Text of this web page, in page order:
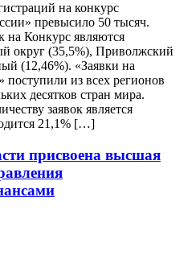
на конкурс
превысило 50 тысяч.
на Конкурс являются
округ (35,5%), Приволжский
(12,46%). «Заявки на
из всех регионов
десятков стран мира.
заявок является
21,1% […]
присвоена высшая